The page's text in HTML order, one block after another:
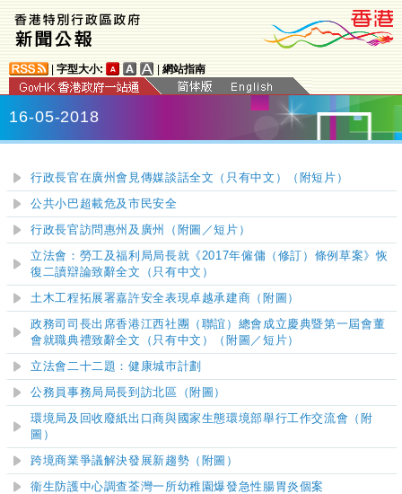
字型大小: 網站指南
16-05-2018
行政長官在廣州會見傳媒談話全文（只有中文）（附短片）
公共小巴超載危及市民安全
行政長官訪問惠州及廣州（附圖／短片）
立法會：勞工及福利局局長就《2017年僱傭（修訂）條例草案》恢
復二讀辯論致辭全文（只有中文）
土木工程拓展署嘉許安全表現卓越承建商（附圖）
政務司司長出席香港江西社團（聯誼）總會成立慶典暨第一屆會董
會就職典禮致辭全文（只有中文）（附圖／短片）
立法會二十二題：健康城巿計劃
公務員事務局局長到訪北區（附圖）
環境局及回收廢紙出口商與國家生態環境部舉行工作交流會（附
圖）
跨境商業爭議解決發展新趨勢 （附圖）
衞生防護中心調查荃灣一所幼稚園爆發急性腸胃炎個案